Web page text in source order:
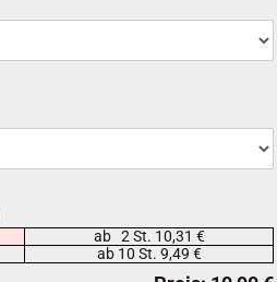
ab 2 St. 10,31 €
ab 10 St. 9,49 €